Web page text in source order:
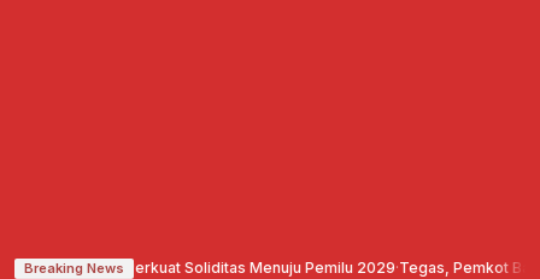
Breaking News
Semarang Perkuat Soliditas Menuju Pemilu 2029·Tegas, Pemkot